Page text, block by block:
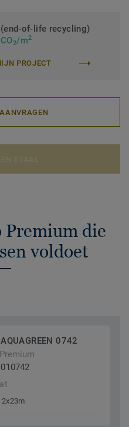
of-life recycling)
2/m2
PROJECT
die
voldoet
0742
2x23m